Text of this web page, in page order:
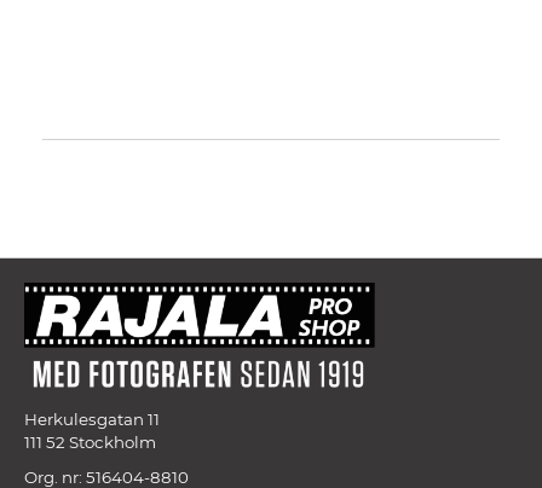
Herkulesgatan 11
111 52 Stockholm
Org. nr: 516404-8810